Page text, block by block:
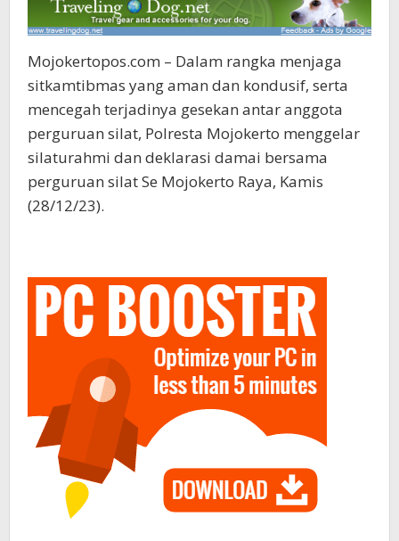
Mojokertopos.com – Dalam rangka menjaga
sitkamtibmas yang aman dan kondusif, serta
mencegah terjadinya gesekan antar anggota
perguruan silat, Polresta Mojokerto menggelar
silaturahmi dan deklarasi damai bersama
perguruan silat Se Mojokerto Raya, Kamis
(28/12/23).